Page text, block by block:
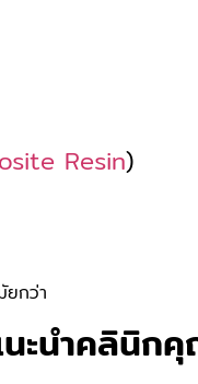
Resin)
ยกว่า
ะนำคลินิก